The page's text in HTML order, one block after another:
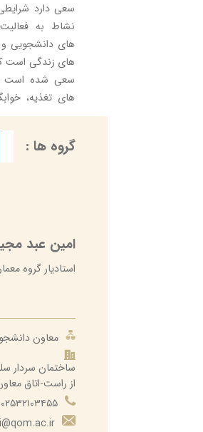
سعی دارد
نشاط به
های دانشجويی
های زندگی است
سعی شده است
های تغذيه،
مشاوره ارتقاء يابد.
گروه ها :
امین عبد
استادیار گروه
معاون
ساختمان سردار
از راست-اتاق
۰۲۵۳۲۱۰۳۴۵۵